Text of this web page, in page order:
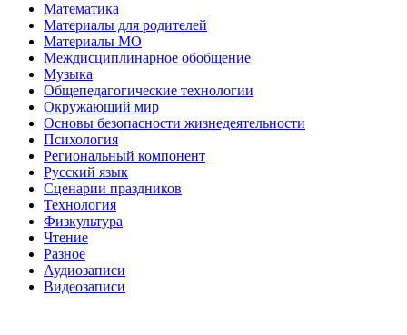
Математика
Материалы для родителей
Материалы МО
Междисциплинарное обобщение
Музыка
Общепедагогические технологии
Окружающий мир
Основы безопасности жизнедеятельности
Психология
Региональный компонент
Русский язык
Сценарии праздников
Технология
Физкультура
Чтение
Разное
Аудиозаписи
Видеозаписи